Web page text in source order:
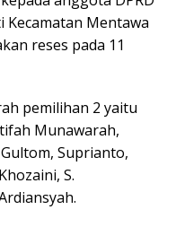
Mentawa
reses pada 11
pemilihan 2 yaitu
Munawarah,
Suprianto,
S.